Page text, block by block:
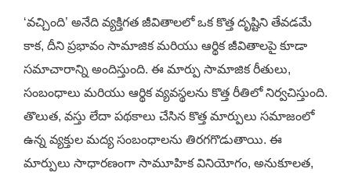
‘వచ్చింది’ అనేది వ్యక్తిగత జీవితాలలో ఒక కొత్త దృష్టిని తేవడమే
కాక, దీని ప్రభావం సామాజిక మరియు ఆర్థిక జీవితాలపై కూడా
సమాచారాన్ని అందిస్తుంది. ఈ మార్పు సామాజిక రీతులు,
సంబంధాలు మరియు ఆర్థిక వ్యవస్థలను కొత్త రీతిలో నిర్వచిస్తుంది.
తొలుత, వస్తు లేదా పథకాలు చేసిన కొత్త మార్పులు సమాజంలో
ఉన్న వ్యక్తుల మద్య సంబంధాలను తిరగగొడుతాయి. ఈ
మార్పులు సాధారణంగా సామూహిక వినియోగం, అనుకూలత,